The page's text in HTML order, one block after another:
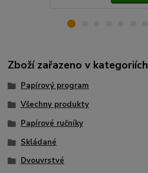
Zboží zařazeno v kategoriích
Papírový program
Všechny produkty
Papírové ručníky
Skládané
Dvouvrstvé